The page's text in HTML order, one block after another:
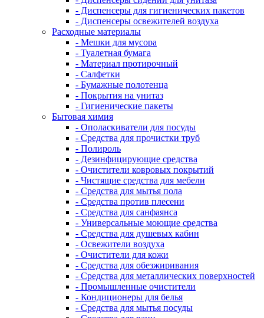
- Диспенсеры для гигиенических пакетов
- Диспенсеры освежителей воздуха
Расходные материалы
- Мешки для мусора
- Туалетная бумага
- Материал протирочный
- Салфетки
- Бумажные полотенца
- Покрытия на унитаз
- Гигиенические пакеты
Бытовая химия
- Ополаскиватели для посуды
- Средства для прочистки труб
- Полироль
- Дезинфицирующие средства
- Очистители ковровых покрытий
- Чистящие средства для мебели
- Средства для мытья пола
- Средства против плесени
- Средства для санфаянса
- Универсальные моющие средства
- Средства для душевых кабин
- Освежители воздуха
- Очистители для кожи
- Средства для обезжиривания
- Средства для металлических поверхностей
- Промышленные очистители
- Кондиционеры для белья
- Средства для мытья посуды